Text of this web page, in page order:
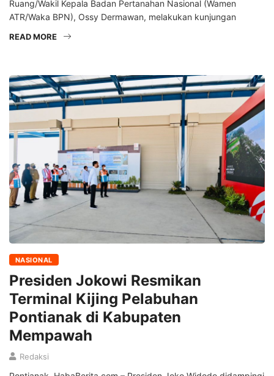
Ruang/Wakil Kepala Badan Pertanahan Nasional (Wamen
ATR/Waka BPN), Ossy Dermawan, melakukan kunjungan
READ MORE
NASIONAL
Presiden Jokowi Resmikan
Terminal Kijing Pelabuhan
Pontianak di Kabupaten
Mempawah
Redaksi